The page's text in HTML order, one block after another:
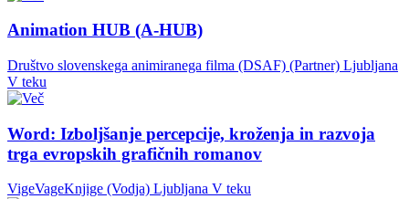
Animation HUB (A-HUB)
Društvo slovenskega animiranega filma (DSAF) (Partner) Ljubljana
V teku
Word: Izboljšanje percepcije, kroženja in razvoja
trga evropskih grafičnih romanov
VigeVageKnjige (Vodja) Ljubljana V teku